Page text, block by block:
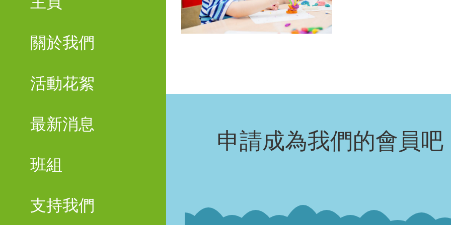
關於我們
活動花絮
最新消息
班組
支持我們
申請成為我們的會員吧